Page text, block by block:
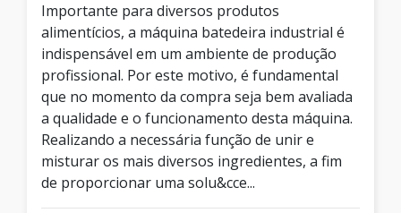
Importante para diversos produtos
alimentícios, a máquina batedeira industrial é
indispensável em um ambiente de produção
profissional. Por este motivo, é fundamental
que no momento da compra seja bem avaliada
a qualidade e o funcionamento desta máquina.
Realizando a necessária função de unir e
misturar os mais diversos ingredientes, a fim
de proporcionar uma solu&cce...